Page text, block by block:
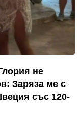
не
Заряза ме с
със 120-